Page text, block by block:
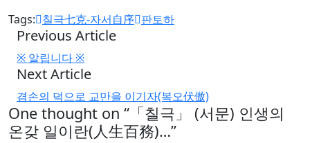
Tags: 칠극七克-자서自序 판토하
Previous Article
※ 알립니다 ※
Next Article
겸손의 덕으로 교만을 이기자(복오伏傲)
One thought on “ 「칠극」 (서문) 인생의
온갖 일이란(人生百務)…”